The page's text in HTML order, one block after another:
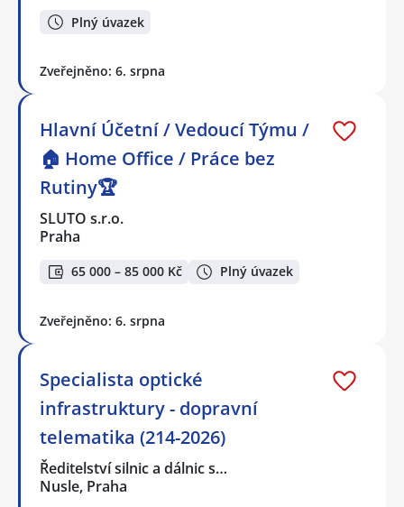
Plný úvazek
Zveřejněno: 6. srpna
Hlavní Účetní / Vedoucí Týmu /
🏠 Home Office / Práce bez
Rutiny🏆
SLUTO s.r.o.
Praha
65 000 – 85 000 Kč Plný úvazek
Zveřejněno: 6. srpna
Specialista optické
infrastruktury - dopravní
telematika (214-2026)
Ředitelství silnic a dálnic s…
Nusle, Praha